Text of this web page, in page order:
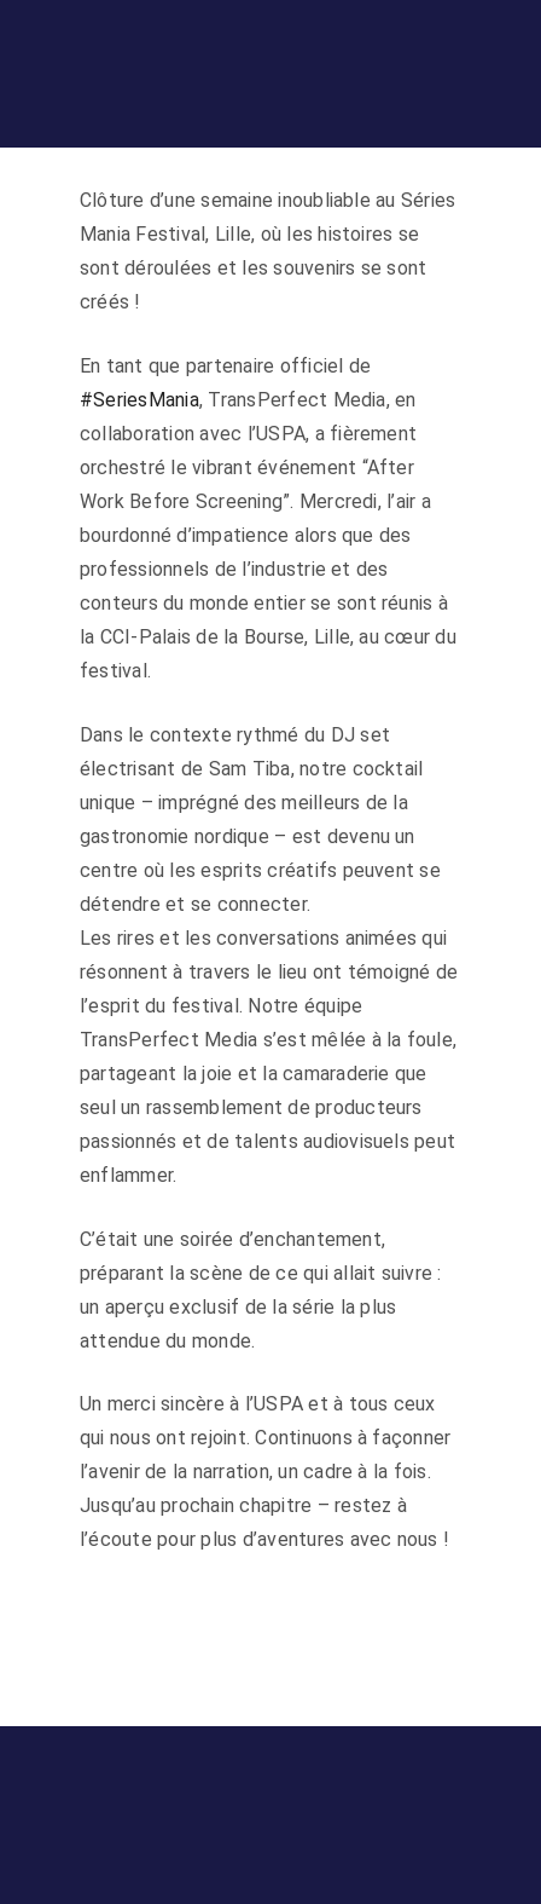
Clôture d’une semaine inoubliable au Séries
Mania Festival, Lille, où les histoires se
sont déroulées et les souvenirs se sont
créés !
En tant que partenaire officiel de
#SeriesMania, TransPerfect Media, en
collaboration avec l’USPA, a fièrement
orchestré le vibrant événement “After
Work Before Screening”. Mercredi, l’air a
bourdonné d’impatience alors que des
professionnels de l’industrie et des
conteurs du monde entier se sont réunis à
la CCI-Palais de la Bourse, Lille, au cœur du
festival.
Dans le contexte rythmé du DJ set
électrisant de Sam Tiba, notre cocktail
unique – imprégné des meilleurs de la
gastronomie nordique – est devenu un
centre où les esprits créatifs peuvent se
détendre et se connecter.
Les rires et les conversations animées qui
résonnent à travers le lieu ont témoigné de
l’esprit du festival. Notre équipe
TransPerfect Media s’est mêlée à la foule,
partageant la joie et la camaraderie que
seul un rassemblement de producteurs
passionnés et de talents audiovisuels peut
enflammer.
C’était une soirée d’enchantement,
préparant la scène de ce qui allait suivre :
un aperçu exclusif de la série la plus
attendue du monde.
Un merci sincère à l’USPA et à tous ceux
qui nous ont rejoint. Continuons à façonner
l’avenir de la narration, un cadre à la fois.
Jusqu’au prochain chapitre – restez à
l’écoute pour plus d’aventures avec nous !